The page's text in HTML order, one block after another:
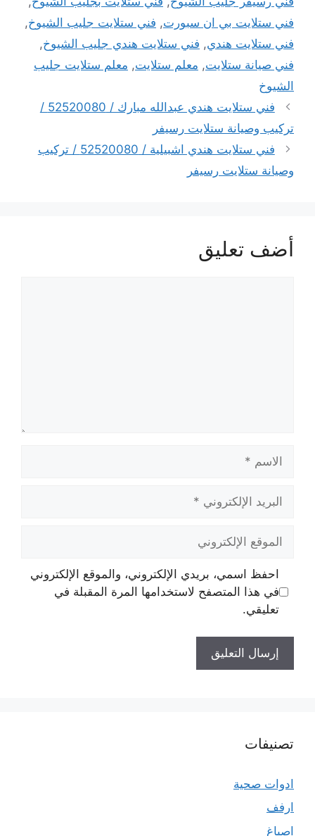
فني ستلايت بي ان سبورت, فني ستلايت جليب الشيوخ,
فني ستلايت هندي, فني ستلايت هندي جليب الشيوخ,
فني صيانة ستلايت, معلم ستلايت, معلم ستلايت جليب
الشيوخ
فني ستلايت هندي عبدالله مبارك / 52520080 /
تركيب وصيانة ستلايت رسيفر
فني ستلايت هندي اشبيلية / 52520080 / تركيب
وصيانة ستلايت رسيفر
أضف تعليق
الاسم
البريد
الإلكتروني
الموقع
الإلكتروني
احفظ اسمي، بريدي الإلكتروني، والموقع الإلكتروني
في هذا المتصفح لاستخدامها المرة المقبلة في
تعليقي.
تصنيفات
ادوات صحية
ارفف
اصباغ